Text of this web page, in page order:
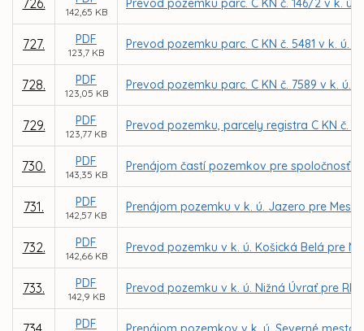
726.
142,65 KB
Prevod pozemku parc. C KN č. 146/2 v k.
727. PDF
123,7 KB
Prevod pozemku parc. C KN č. 5481 v k.
728. PDF
123,05 KB
Prevod pozemku parc. C KN č. 7589 v k.
729. PDF
123,77 KB
Prevod pozemku, parcely registra C KN č.
730. PDF
143,35 KB
Prenájom častí pozemkov pre spoločnosť
731. PDF
142,57 KB
Prenájom pozemku v k. ú. Jazero pre
732. PDF
142,66 KB
Prevod pozemku v k. ú. Košická Belá pre
733. PDF
142,9 KB
Prevod pozemku v k. ú. Nižná Úvrať pre
PDF